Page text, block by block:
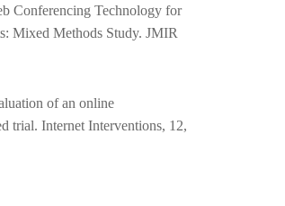
Conferencing Technology for
Mixed Methods Study. JMIR
of an online
trial. Internet Interventions, 12,